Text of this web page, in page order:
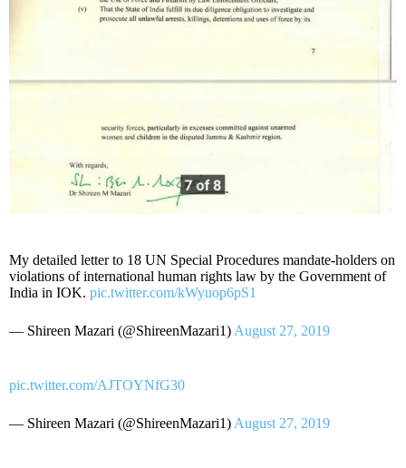
My detailed letter to 18 UN Special Procedures mandate-holders on
violations of international human rights law by the Government of
India in IOK. pic.twitter.com/kWyuop6pS1
— Shireen Mazari (@ShireenMazari1) August 27, 2019
pic.twitter.com/AJTOYNfG30
— Shireen Mazari (@ShireenMazari1) August 27, 2019